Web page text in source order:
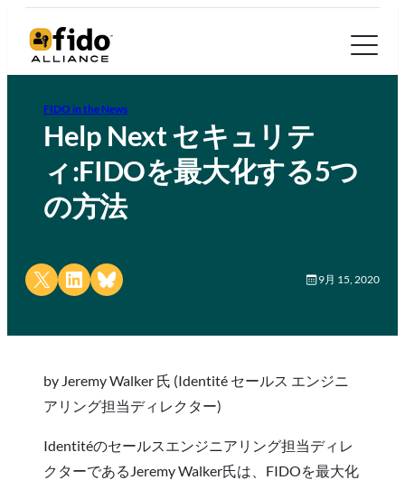
FIDO in the News
Help Next セキュリテ
ィ:FIDOを最大化する5つ
の方法
Share on X Share on LinkedIn
Share on Bluesky 9月 15, 2020
by Jeremy Walker 氏 (Identité セールス エンジニ
アリング担当ディレクター)
Identitéのセールスエンジニアリング担当ディレ
クターであるJeremy Walker氏は、FIDOを最大化